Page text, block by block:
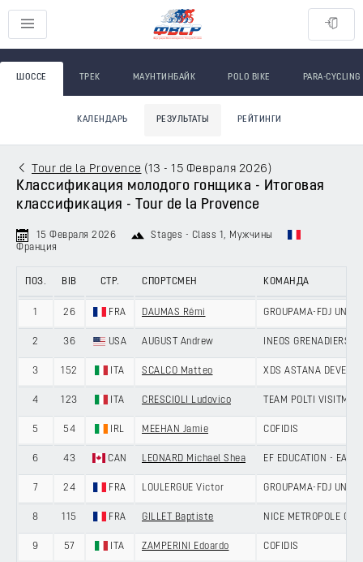
ШОССЕ ТРЕК МАУНТИНБАЙК POLO BIKE PARA-CYCLING
КАЛЕНДАРЬ РЕЗУЛЬТАТЫ РЕЙТИНГИ
Tour de la Provence (13 - 15 Февраля 2026 )
Классификация молодого гонщика - Итоговая
классификация - Tour de la Provence
15 Февраля 2026 Stages - Class 1 , Мужчины
Франция
ПОЗ. BIB СТР. СПОРТСМЕН КОМАНДА
1 26 FRA DAUMAS Rémi GROUPAMA-FDJ
2 36 USA AUGUST Andrew INEOS GRENADIERS
3 152 ITA SCALCO Matteo XDS ASTANA
4 123 ITA CRESCIOLI Ludovico TEAM POLTI
5 54 IRL MEEHAN Jamie COFIDIS
6 43 CAN LEONARD Michael Shea EF EDUCATION -
7 24 FRA LOULERGUE Victor GROUPAMA-FDJ
8 115 FRA GILLET Baptiste NICE METROPOLE
9 57 ITA ZAMPERINI Edoardo COFIDIS